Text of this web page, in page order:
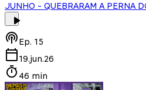
JUNHO - QUEBRARAM A PERNA
Ep. 15
19.jun.26
46 min